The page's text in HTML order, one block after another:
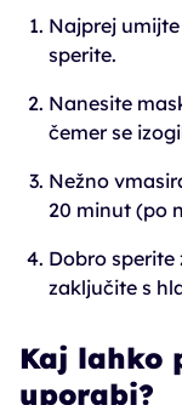
Najprej
sperite.
Nanesite
čemer se
Nežno
20 minut (po
Dobro sperite
zaključite s
Kaj lahko
uporabi?